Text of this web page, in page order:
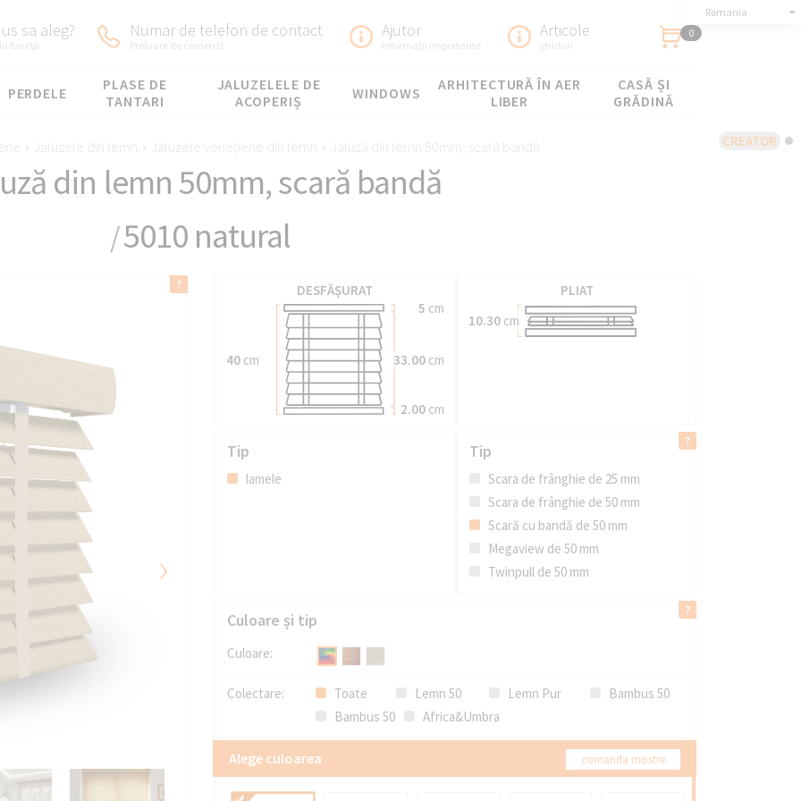
CREATOR
Romania
sa aleg?
funcții
Numar de telefon de contact
Preluare de comenzi
Ajutor
Informații importante
Articole
ghiduri
0
PERDELE
PLASE DE
TANTARI
JALUZELELE DE
ACOPERIȘ
WINDOWS
ARHITECTURĂ ÎN AER
LIBER
CASĂ ȘI
GRĂDINĂ
› Jaluzele din lemn › Jaluzele venețiene din lemn › Jaluză din lemn 50mm, scară bandă
din lemn 50mm, scară bandă
/5010 natural
›
DESFĂŞURAT
40 cm
5 cm
33.00cm
2.00cm
PLIAT
10.30cm
Tip
lamele
Tip
Scara de frânghie de 25 mm
Scara de frânghie de 50 mm
Scară cu bandă de 50 mm
Megaview de 50 mm
Twinpull de 50 mm
Culoare și tip
Culoare:
Colectare: Toate Lemn 50 Lemn Pur
Bambus 50
Bambus 50
Africa&Umbra
Alege culoarea comanda mostre